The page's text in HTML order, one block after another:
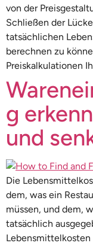
von der
Schließen der
tatsächlichen
berechnen zu
Preiskalkulationen
g
und
Die
dem, was ein
müssen, und dem,
tatsächlich
Lebensmittelkosten